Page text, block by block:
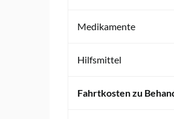
Medikamente
Hilfsmittel
Fahrtkosten zu